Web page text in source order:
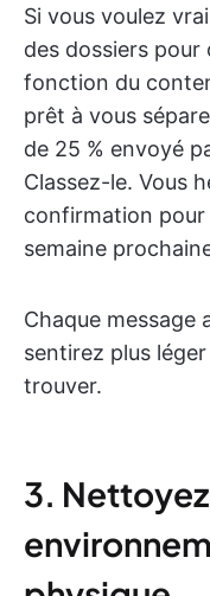
Si vous voulez
des dossiers pour
fonction du
prêt à vous
de 25 % envoyé
Classez-le. Vous
confirmation pour
semaine
Chaque message
sentirez plus
trouver.
3.